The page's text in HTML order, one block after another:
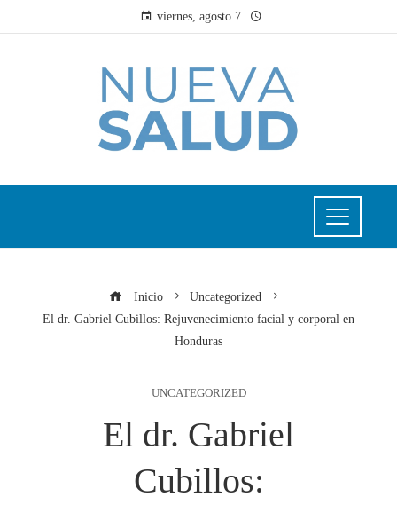
viernes, agosto 7
Inicio
Uncategorized
El dr. Gabriel Cubillos: Rejuvenecimiento facial y corporal en
Honduras
UNCATEGORIZED
El dr. Gabriel
Cubillos: